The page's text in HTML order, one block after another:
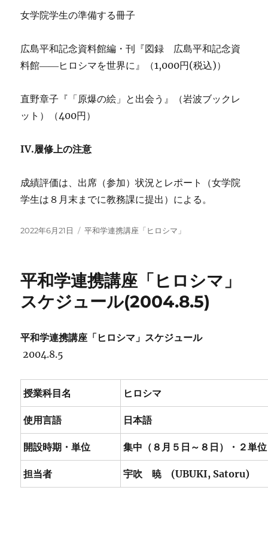
女学院学生の準備する冊子
広島平和記念資料館編・刊『図録 広島平和記念資
料館――ヒロシマを世界に』（1,000円(税込)）
直野章子『「原爆の絵」と出会う』（岩波ブックレ
ット）（400円）
IV.履修上の注意
成績評価は、出席（参加）状況とレポート（女学院
学生は８月末までに教務課に提出）による。
投
2022年6月21日
カ
ー
平和学連携講座「ヒロシマ」
平和学連携講座「ヒロシマ」
スケジュール(2004.8.5)
平和学連携講座「ヒロシマ」スケジュール
2004.8.5
授業科目名 ヒロシマ
使用言語 日本語
開設時期・単位 集中（８月５日～８日）・２単位
担当者 宇吹 暁 (UBUKI, Satoru)